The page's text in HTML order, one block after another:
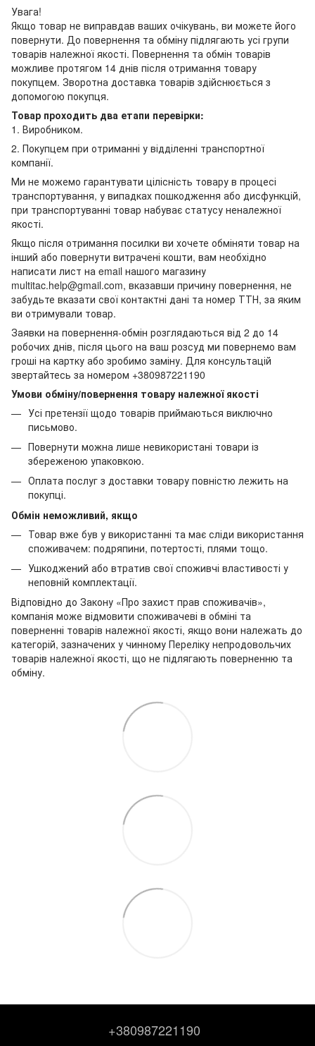
Увага!
Якщо товар не виправдав ваших очікувань, ви можете його
повернути. До повернення та обміну підлягають усі групи
товарів належної якості. Повернення та обмін товарів
можливе протягом 14 днів після отримання товару
покупцем. Зворотна доставка товарів здійснюється з
допомогою покупця.
Товар проходить два етапи перевірки:
1. Виробником.
2. Покупцем при отриманні у відділенні транспортної
компанії.
Ми не можемо гарантувати цілісність товару в процесі
транспортування, у випадках пошкодження або дисфункцій,
при транспортуванні товар набуває статусу неналежної
якості.
Якщо після отримання посилки ви хочете обміняти товар на
інший або повернути витрачені кошти, вам необхідно
написати лист на email нашого магазину
multitac.help@gmail.com, вказавши причину повернення, не
забудьте вказати свої контактні дані та номер ТТН, за яким
ви отримували товар.
Заявки на повернення-обмін розглядаються від 2 до 14
робочих днів, після цього на ваш розсуд ми повернемо вам
гроші на картку або зробимо заміну. Для консультацій
звертайтесь за номером +380987221190
Умови обміну/повернення товару належної якості
Усі претензії щодо товарів приймаються виключно
письмово.
Повернути можна лише невикористані товари із
збереженою упаковкою.
Оплата послуг з доставки товару повністю лежить на
покупці.
Обмін неможливий, якщо
Товар вже був у використанні та має сліди використання
споживачем: подряпини, потертості, плями тощо.
Ушкоджений або втратив свої споживчі властивості у
неповній комплектації.
Відповідно до Закону «Про захист прав споживачів»,
компанія може відмовити споживачеві в обміні та
поверненні товарів належної якості, якщо вони належать до
категорій, зазначених у чинному Переліку непродовольчих
товарів належної якості, що не підлягають поверненню та
обміну.
+380987221190